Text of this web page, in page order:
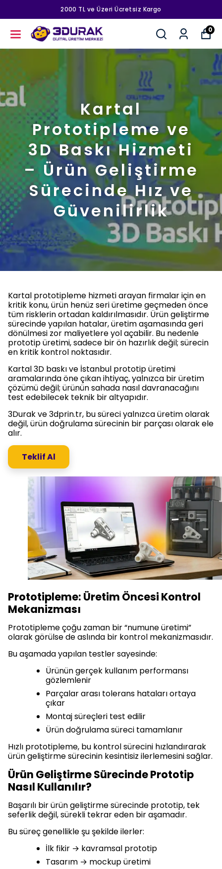
2000 TL ve Üzeri Ücretsiz Kargo
0
Kartal
Prototipleme ve
3D Baskı Hizmeti
– Ürün Geliştirme
Sürecinde Hız ve
Güvenilirlik
Kartal prototipleme hizmeti arayan firmalar için en
kritik konu, ürün henüz seri üretime geçmeden önce
tüm risklerin ortadan kaldırılmasıdır. Ürün geliştirme
sürecinde yapılan hatalar, üretim aşamasında geri
dönülmesi zor maliyetlere yol açabilir. Bu nedenle
prototip üretimi, sadece bir ön hazırlık değil; sürecin
en kritik kontrol noktasıdır.
Kartal 3D baskı ve İstanbul prototip üretimi
aramalarında öne çıkan ihtiyaç, yalnızca bir üretim
çözümü değil; ürünün sahada nasıl davranacağını
test edebilecek teknik bir altyapıdır.
3Durak ve 3dprin.tr, bu süreci yalnızca üretim olarak
değil, ürün doğrulama sürecinin bir parçası olarak ele
alır.
Teklif Al
Prototipleme: Üretim Öncesi Kontrol
Mekanizması
Prototipleme çoğu zaman bir “numune üretimi”
olarak görülse de aslında bir kontrol mekanizmasıdır.
Bu aşamada yapılan testler sayesinde:
Ürünün gerçek kullanım performansı
gözlemlenir
Parçalar arası tolerans hataları ortaya
çıkar
Montaj süreçleri test edilir
Ürün doğrulama süreci tamamlanır
Hızlı prototipleme, bu kontrol sürecini hızlandırarak
ürün geliştirme sürecinin kesintisiz ilerlemesini sağlar.
Ürün Geliştirme Sürecinde Prototip
Nasıl Kullanılır?
Başarılı bir ürün geliştirme sürecinde prototip, tek
seferlik değil, sürekli tekrar eden bir aşamadır.
Bu süreç genellikle şu şekilde ilerler:
İlk fikir → kavramsal prototip
Tasarım → mockup üretimi